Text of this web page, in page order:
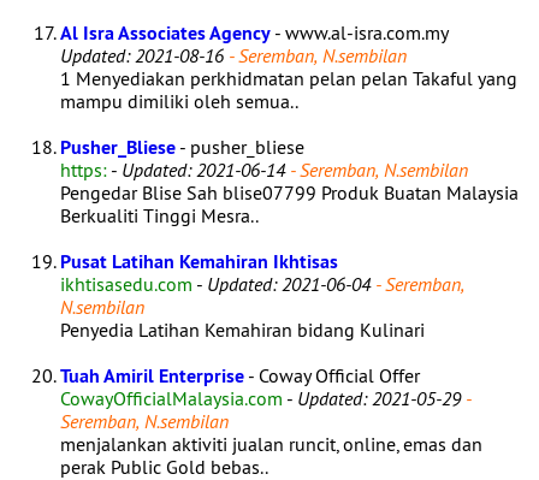
Al Isra Associates Agency - www.al-isra.com.my
Updated: 2021-08-16 - Seremban, N.sembilan
1 Menyediakan perkhidmatan pelan pelan Takaful yang
mampu dimiliki oleh semua..
Pusher_Bliese - pusher_bliese
https: - Updated: 2021-06-14- Seremban, N.sembilan
Pengedar Blise Sah blise07799 Produk Buatan Malaysia
Berkualiti Tinggi Mesra..
Pusat Latihan Kemahiran Ikhtisas
ikhtisasedu.com - Updated: 2021-06-04- Seremban,
N.sembilan
Penyedia Latihan Kemahiran bidang Kulinari
Tuah Amiril Enterprise - Coway Official Offer
CowayOfficialMalaysia.com - Updated: 2021-05-29-
Seremban, N.sembilan
menjalankan aktiviti jualan runcit, online, emas dan
perak Public Gold bebas..